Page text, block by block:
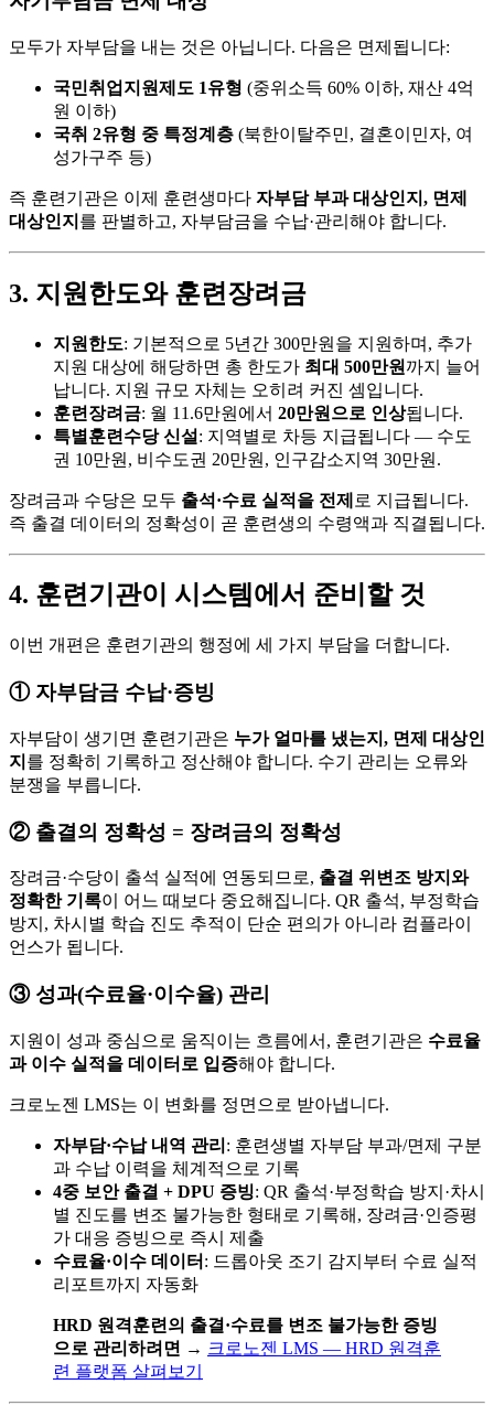
모두가 자부담을 내는 것은 아닙니다. 다음은 면제됩니다:
국민취업지원제도 1유형 (중위소득 60% 이하, 재산 4억
원 이하)
국취 2유형 중 특정계층 (북한이탈주민, 결혼이민자, 여
성가구주 등)
즉 훈련기관은 이제 훈련생마다 자부담 부과 대상인지, 면제
대상인지 를 판별하고, 자부담금을 수납·관리해야 합니다.
3. 지원한도와 훈련장려금
지원한도: 기본적으로 5년간 300만원을 지원하며, 추가
지원 대상에 해당하면 총 한도가 최대 500만원 까지 늘어
납니다. 지원 규모 자체는 오히려 커진 셈입니다.
훈련장려금: 월 11.6만원에서 20만원으로 인상됩니다.
특별훈련수당 신설 : 지역별로 차등 지급됩니다 — 수도
권 10만원, 비수도권 20만원, 인구감소지역 30만원.
장려금과 수당은 모두 출석·수료 실적을 전제 로 지급됩니다.
즉 출결 데이터의 정확성이 곧 훈련생의 수령액과 직결됩니다.
4. 훈련기관이 시스템에서 준비할 것
이번 개편은 훈련기관의 행정에 세 가지 부담을 더합니다.
① 자부담금 수납·증빙
자부담이 생기면 훈련기관은 누가 얼마를 냈는지, 면제 대상인
지 를 정확히 기록하고 정산해야 합니다. 수기 관리는 오류와
분쟁을 부릅니다.
② 출결의 정확성 = 장려금의 정확성
장려금·수당이 출석 실적에 연동되므로, 출결 위변조 방지와
정확한 기록이 어느 때보다 중요해집니다. QR 출석, 부정학습
방지, 차시별 학습 진도 추적이 단순 편의가 아니라 컴플라이
언스가 됩니다.
③ 성과(수료율·이수율) 관리
지원이 성과 중심으로 움직이는 흐름에서, 훈련기관은 수료율
과 이수 실적을 데이터로 입증해야 합니다.
크로노젠 LMS는 이 변화를 정면으로 받아냅니다.
자부담·수납 내역 관리 : 훈련생별 자부담 부과/면제 구분
과 수납 이력을 체계적으로 기록
4중 보안 출결 + DPU 증빙: QR 출석·부정학습 방지·차시
별 진도를 변조 불가능한 형태로 기록해, 장려금·인증평
가 대응 증빙으로 즉시 제출
수료율·이수 데이터 : 드롭아웃 조기 감지부터 수료 실적
리포트까지 자동화
HRD 원격훈련의 출결·수료를 변조 불가능한 증빙
으로 관리하려면 → 크로노젠 LMS — HRD 원격훈
련 플랫폼 살펴보기